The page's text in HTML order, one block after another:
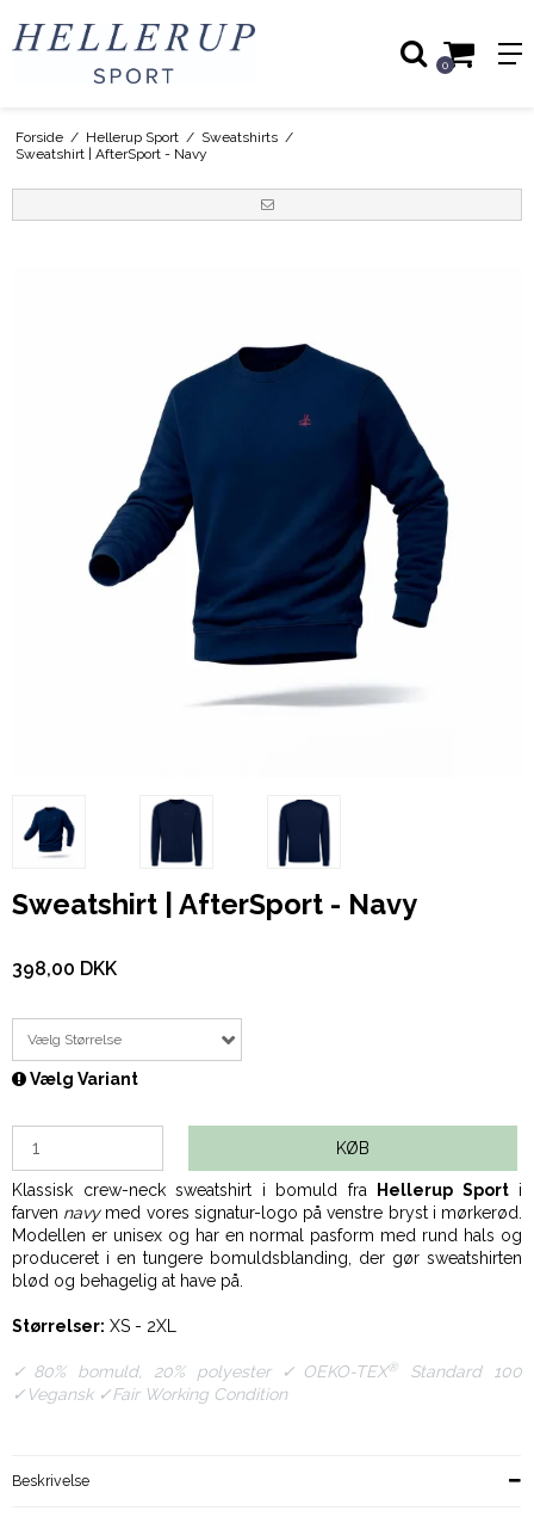
0
Forside / Hellerup Sport / Sweatshirts /
Sweatshirt | AfterSport - Navy
Sweatshirt | AfterSport - Navy
398,00 DKK
Vælg Størrelse
Vælg Variant
KØB
Klassisk crew-neck sweatshirt i bomuld fra Hellerup Sporti
farven navy med vores signatur-logo på venstre bryst i mørkerød.
Modellen er unisex og har en normal pasform med rund hals og
produceret i en tungere bomuldsblanding, der gør sweatshirten
blød og behagelig at have på.
Størrelser: XS - 2XL
✓80% bomuld, 20% polyester ✓OEKO-TEX®
Standard 100
✓Vegansk ✓Fair Working Condition
Beskrivelse